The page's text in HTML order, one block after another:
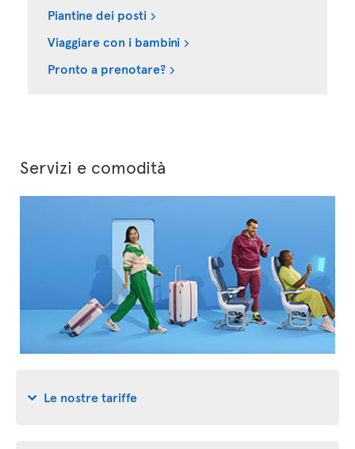
Piantine dei posti
Viaggiare con i bambini
Pronto a prenotare?
Servizi e comodità
Le nostre tariffe